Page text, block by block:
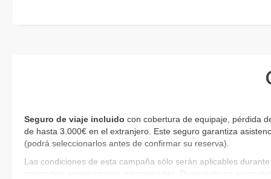
Seguro de viaje incluido con cobertura de equipaje, pérdida
de hasta 3.000€ en el extranjero. Este seguro garantiza
(podrá seleccionarlos antes de confirmar su reserva)
Las condiciones de esta campaña sólo serán aplicables
promoción anteriormente mencionadas. Descuento no